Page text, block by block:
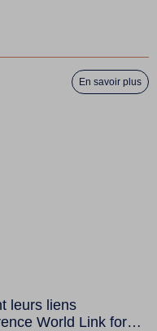
En savoir plus
leurs liens
World Link for